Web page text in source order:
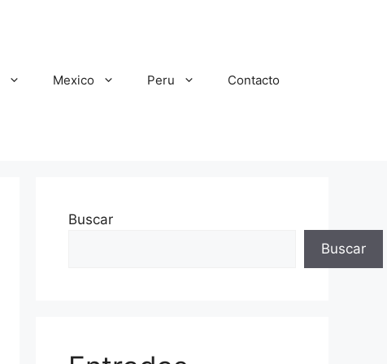
Mexico Peru Contacto
Buscar
Buscar